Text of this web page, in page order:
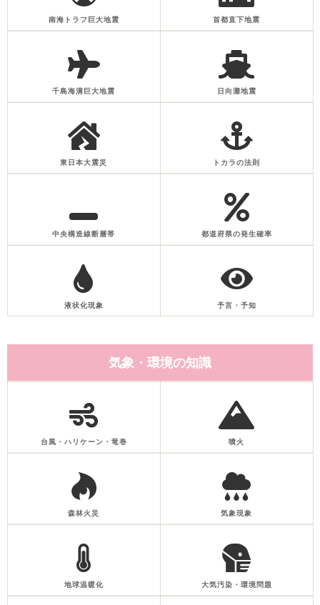
南海トラフ巨大地震 首都直下地震
千島海溝巨大地震 日向灘地震
東日本大震災 トカラの法則
中央構造線断層帯 都道府県の発生確率
液状化現象 予言・予知
気象・環境の知識
台風・ハリケーン・竜巻 噴火
森林火災 気象現象
地球温暖化 大気汚染・環境問題